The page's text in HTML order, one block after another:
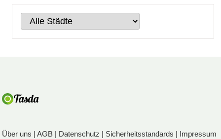
Über uns |AGB | Datenschutz | Sicherheitsstandards | Impressum